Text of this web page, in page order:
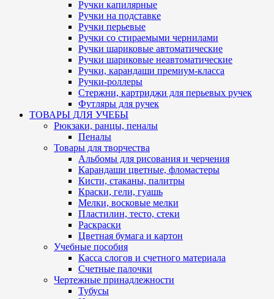
Ручки капилярные
Ручки на подставке
Ручки перьевые
Ручки со стираемыми чернилами
Ручки шариковые автоматические
Ручки шариковые неавтоматические
Ручки, карандаши премиум-класса
Ручки-роллеры
Стержни, картриджи для перьевых ручек
Футляры для ручек
ТОВАРЫ ДЛЯ УЧЕБЫ
Рюкзаки, ранцы, пеналы
Пеналы
Товары для творчества
Альбомы для рисования и черчения
Карандаши цветные, фломастеры
Кисти, стаканы, палитры
Краски, гели, гуашь
Мелки, восковые мелки
Пластилин, тесто, стеки
Раскраски
Цветная бумага и картон
Учебные пособия
Касса слогов и счетного материала
Счетные палочки
Чертежные принадлежности
Тубусы